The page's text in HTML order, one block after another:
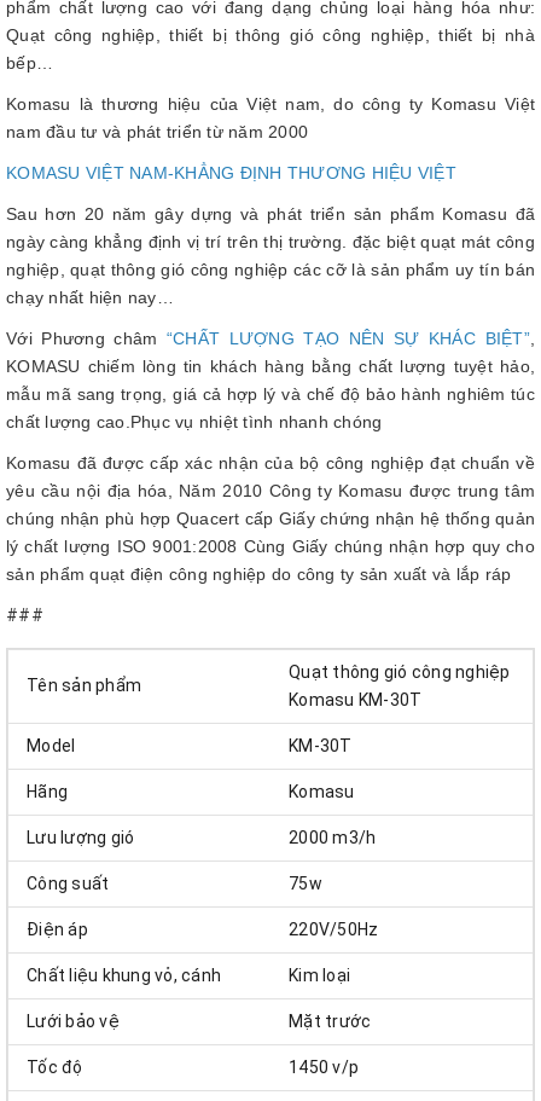
phẩm chất lượng cao với đang dạng chủng loại hàng hóa như:
Quạt công nghiệp, thiết bị thông gió công nghiệp, thiết bị nhà
bếp…
Komasu là thương hiệu của Việt nam, do công ty Komasu Việt
nam đầu tư và phát triển từ năm 2000
KOMASU VIỆT NAM-KHẲNG ĐỊNH THƯƠNG HIỆU VIỆT
Sau hơn 20 năm gây dựng và phát triển sản phẩm Komasu đã
ngày càng khẳng định vị trí trên thị trường. đặc biệt quạt mát công
nghiệp, quạt thông gió công nghiệp các cỡ là sản phẩm uy tín bán
chạy nhất hiện nay…
Với Phương châm “CHẤT LƯỢNG TẠO NÊN SỰ KHÁC BIỆT”,
KOMASU chiếm lòng tin khách hàng bằng chất lượng tuyệt hảo,
mẫu mã sang trọng, giá cả hợp lý và chế độ bảo hành nghiêm túc
chất lượng cao.Phục vụ nhiệt tình nhanh chóng
Komasu đã được cấp xác nhận của bộ công nghiệp đạt chuẩn về
yêu cầu nội địa hóa, Năm 2010 Công ty Komasu được trung tâm
chúng nhận phù hợp Quacert cấp Giấy chứng nhận hệ thống quản
lý chất lượng ISO 9001:2008 Cùng Giấy chúng nhận hợp quy cho
sản phẩm quạt điện công nghiệp do công ty sản xuất và lắp ráp
###
Tên sản phẩm
Quạt thông gió công nghiệp
Komasu KM-30T
Model KM-30T
Hãng Komasu
Lưu lượng gió 2000 m3/h
Công suất 75w
Điện áp 220V/50Hz
Chất liệu khung vỏ, cánh Kim loại
Lưới bảo vệ Mặt trước
Tốc độ 1450 v/p